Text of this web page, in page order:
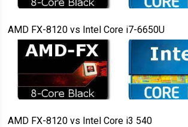
AMD FX-8120vs Intel Core i7-6650U
AMD FX-8120vs Intel Core i3 540